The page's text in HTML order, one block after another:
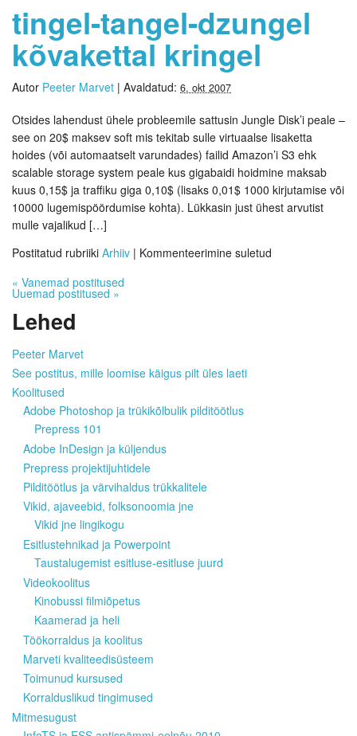
tingel-tangel-dzungel
kõvakettal kringel
Autor Peeter Marvet | Avaldatud: 6. okt 2007
Otsides lahendust ühele probleemile sattusin Jungle Disk’i peale –
see on 20$ maksev soft mis tekitab sulle virtuaalse lisaketta
hoides (või automaatselt varundades) failid Amazon’i S3 ehk
scalable storage system peale kus gigabaidi hoidmine maksab
kuus 0,15$ ja traffiku giga 0,10$ (lisaks 0,01$ 1000 kirjutamise või
10000 lugemispöördumise kohta). Lükkasin just ühest arvutist
mulle vajalikud […]
Postitatud rubriiki Arhiiv | Kommenteerimine suletud
« Vanemad postitused
Uuemad postitused »
Lehed
Peeter Marvet
See postitus, mille loomise käigus pilt üles laeti
Koolitused
Adobe Photoshop ja trükikõlbulik pilditöötlus
Prepress 101
Adobe InDesign ja küljendus
Prepress projektijuhtidele
Pilditöötlus ja värvihaldus trükkalitele
Vikid, ajaveebid, folksonoomia jne
Vikid jne lingikogu
Esitlustehnikad ja Powerpoint
Taustalugemist esitluse-esitluse juurd
Videokoolitus
Kinobussi filmiõpetus
Kaamerad ja heli
Töökorraldus ja koolitus
Marveti kvaliteedisüsteem
Toimunud kursused
Korralduslikud tingimused
Mitmesugust